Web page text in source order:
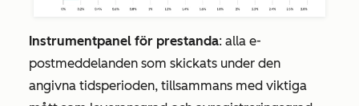
Instrumentpanel för prestanda: alla e-
postmeddelanden som skickats under den
angivna tidsperioden, tillsammans med viktiga